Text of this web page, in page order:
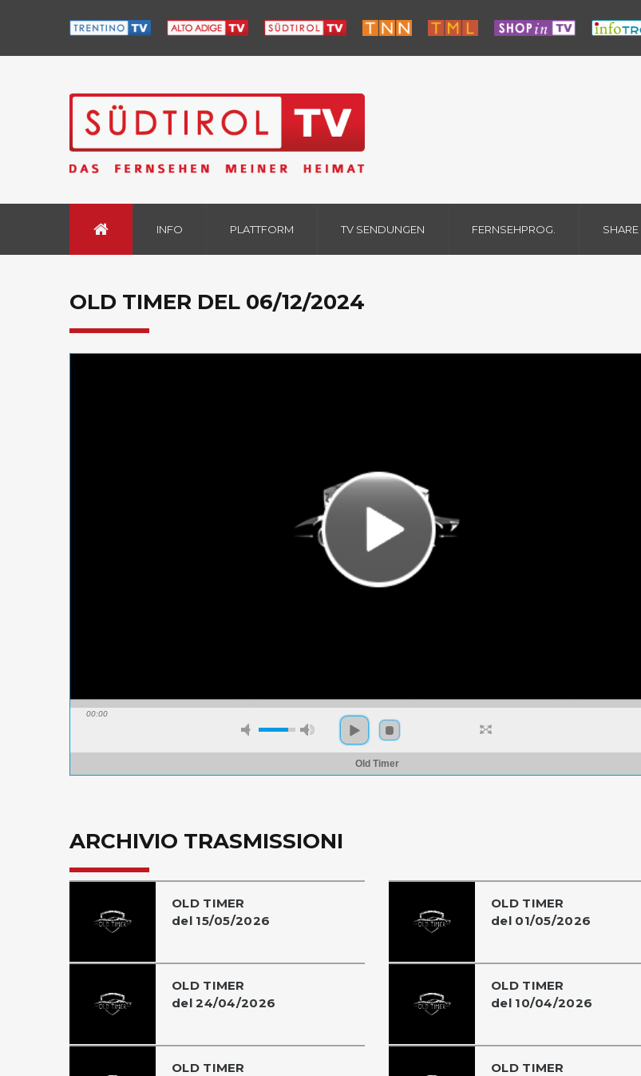
INFO PLATTFORM TV SENDUNGEN FERNSEHPROG. SHARE
OLD TIMER DEL 06/12/2024
00:00
Old Timer
ARCHIVIO TRASMISSIONI
OLD TIMER
del 15/05/2026
OLD TIMER
del 01/05/2026
OLD TIMER
del 24/04/2026
OLD TIMER
del 10/04/2026
OLD TIMER
OLD TIMER